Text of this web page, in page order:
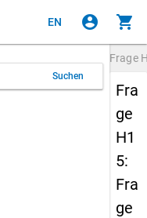
EN account_circle shopping_cart
Suchen
Frage
Fra
ge
H1
5:
Fra
ge